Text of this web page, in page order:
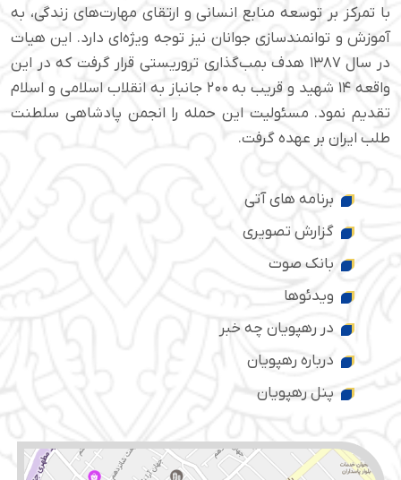
با تمرکز بر توسعه منابع انسانی و ارتقای مهارت‌های زندگی، به
آموزش و توانمندسازی جوانان نیز توجه ویژه‌ای دارد. این هیات
در سال ۱۳۸۷ هدف بمب‌گذاری تروریستی قرار گرفت که در این
واقعه ۱۴ شهید و قریب به ۲۰۰ جانباز به انقلاب اسلامی و اسلام
تقدیم نمود. مسئولیت این حمله را انجمن پادشاهی سلطنت
طلب ایران بر عهده گرفت.
برنامه های آتی
گزارش تصویری
بانک صوت
ویدئوها
در رهپویان چه خبر
درباره رهپویان
پنل رهپویان